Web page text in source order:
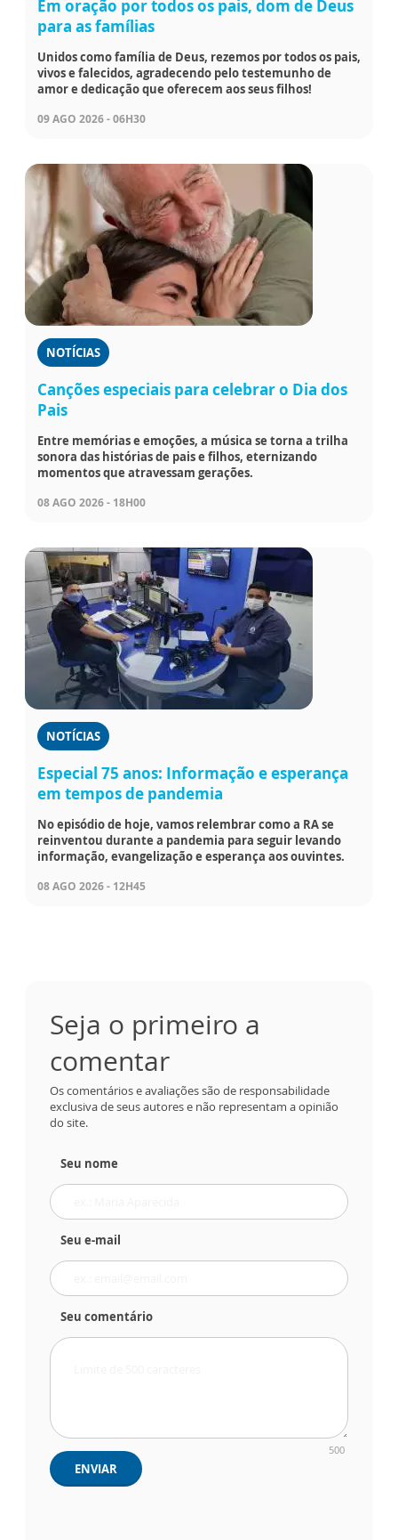
Em oração por todos os pais, dom de Deus
para as famílias
Unidos como família de Deus, rezemos por todos os pais,
vivos e falecidos, agradecendo pelo testemunho de
amor e dedicação que oferecem aos seus filhos!
09 AGO 2026 - 06H30
NOTÍCIAS
Canções especiais para celebrar o Dia dos
Pais
Entre memórias e emoções, a música se torna a trilha
sonora das histórias de pais e filhos, eternizando
momentos que atravessam gerações.
08 AGO 2026 - 18H00
NOTÍCIAS
Especial 75 anos: Informação e esperança
em tempos de pandemia
No episódio de hoje, vamos relembrar como a RA se
reinventou durante a pandemia para seguir levando
informação, evangelização e esperança aos ouvintes.
08 AGO 2026 - 12H45
Seja o primeiro a
comentar
Os comentários e avaliações são de responsabilidade
exclusiva de seus autores e não representam a opinião
do site.
Seu nome
Seu e-mail
Seu comentário
500
ENVIAR